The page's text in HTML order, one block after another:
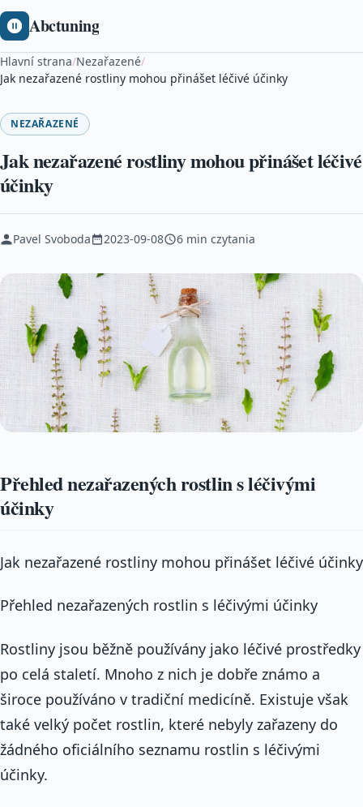
Abctuning
Hlavní strana/Nezařazené/
Jak nezařazené rostliny mohou přinášet léčivé účinky
NEZAŘAZENÉ
Jak nezařazené rostliny mohou přinášet léčivé
účinky
Pavel Svoboda 2023-09-08 6 min czytania
Přehled nezařazených rostlin s léčivými
účinky
Jak nezařazené rostliny mohou přinášet léčivé účinky
Přehled nezařazených rostlin s léčivými účinky
Rostliny jsou běžně používány jako léčivé prostředky
po celá staletí. Mnoho z nich je dobře známo a
široce používáno v tradiční medicíně. Existuje však
také velký počet rostlin, které nebyly zařazeny do
žádného oficiálního seznamu rostlin s léčivými
účinky.